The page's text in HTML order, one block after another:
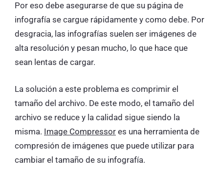
Por eso debe asegurarse de que su página de
infografía se cargue rápidamente y como debe. Por
desgracia, las infografías suelen ser imágenes de
alta resolución y pesan mucho, lo que hace que
sean lentas de cargar.
La solución a este problema es comprimir el
tamaño del archivo. De este modo, el tamaño del
archivo se reduce y la calidad sigue siendo la
misma. Image Compressor es una herramienta de
compresión de imágenes que puede utilizar para
cambiar el tamaño de su infografía.